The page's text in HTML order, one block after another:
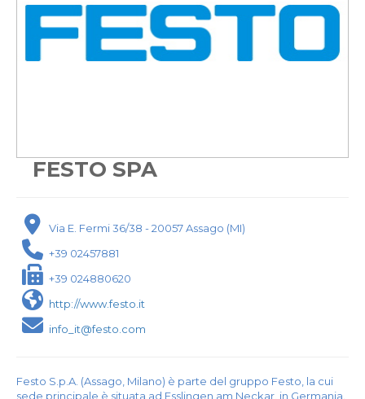
FESTO SPA
Via E. Fermi 36/38 - 20057 Assago (MI)
+39 02457881
+39 024880620
http://www.festo.it
info_it@festo.com
Festo S.p.A. (Assago, Milano) è parte del gruppo Festo, la cui
sede principale è situata ad Esslingen am Neckar, in Germania.